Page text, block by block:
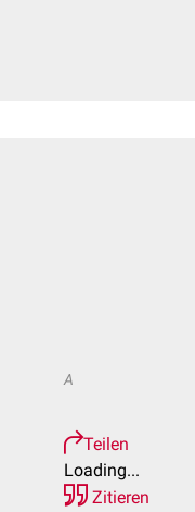
A
Teilen
Loading...
Zitieren